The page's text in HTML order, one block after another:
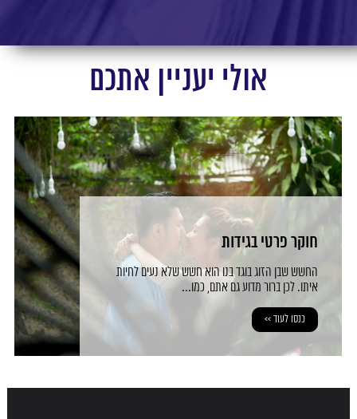
אולי יעניין אתכם
חוקר פרטי בגידות
החשש שבן הזוג בוגד בנו הוא חשש שלא נעים לחיות
איתו. לכן ברור מדוע גם אתם, כמו...
כנסו לעוד >>